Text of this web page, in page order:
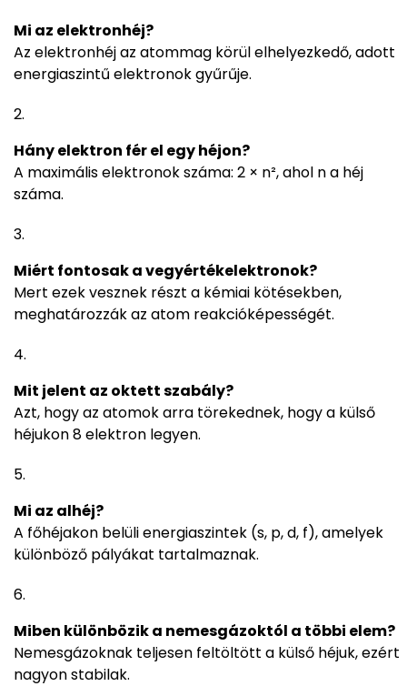
Mi az elektronhéj?
Az elektronhéj az atommag körül elhelyezkedő, adott
energiaszintű elektronok gyűrűje.
Hány elektron fér el egy héjon?
A maximális elektronok száma: 2 × n², ahol n a héj
száma.
Miért fontosak a vegyértékelektronok?
Mert ezek vesznek részt a kémiai kötésekben,
meghatározzák az atom reakcióképességét.
Mit jelent az oktett szabály?
Azt, hogy az atomok arra törekednek, hogy a külső
héjukon 8 elektron legyen.
Mi az alhéj?
A főhéjakon belüli energiaszintek (s, p, d, f), amelyek
különböző pályákat tartalmaznak.
Miben különbözik a nemesgázoktól a többi elem?
Nemesgázoknak teljesen feltöltött a külső héjuk, ezért
nagyon stabilak.